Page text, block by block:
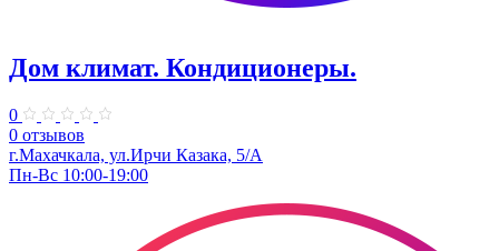
Дом климат. Кондиционеры.
0
0 отзывов
г.Махачкала, ​ул.Ирчи Казака, 5/А
Пн-Вс 10:00-19:00